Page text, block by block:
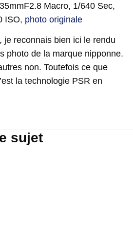
Macro, 1/640 Sec,
ISO, photo originale
je reconnais bien ici le rendu
photo de la marque nipponne.
non. Toutefois ce que
la technologie PSR en
sujet